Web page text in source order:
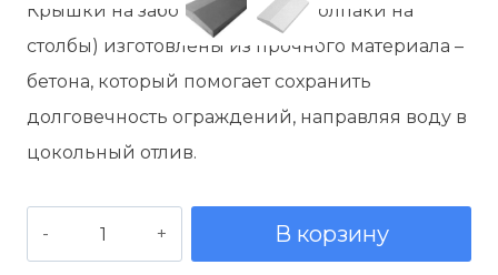
составляла
400,00 руб..
350,00 руб..
Крышки на забор (навершие, колпаки на
столбы) изготовлены из прочного материала –
бетона, который помогает сохранить
долговечность ограждений, направляя воду в
цокольный отлив.
Количество
товара
В корзину